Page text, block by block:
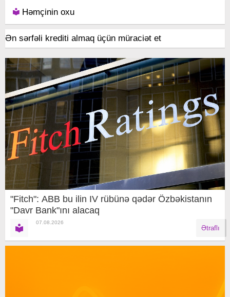
Həmçinin oxu
Ən sərfəli krediti almaq üçün müraciət et
"Fitch": ABB bu ilin IV rübünə qədər Özbəkistanın
"Davr Bank"ını alacaq
07.08.2026
Ətraflı